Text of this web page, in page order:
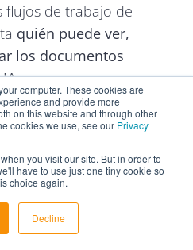
computer. These cookies are
and provide more
on this website and through other
cookies we use, see our Privacy
you visit our site. But in order to
have to use just one tiny cookie so
choice again.
Decline
flujos de trabajo de
quién puede ver,
los documentos
.
generados con
archivos enentornos
para evitar su
con la
de